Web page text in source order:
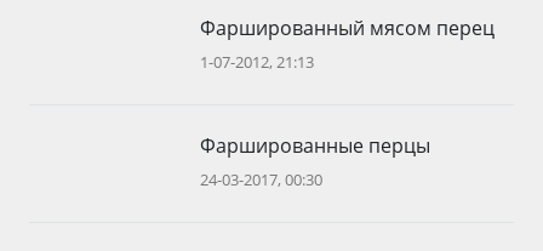
Фаршированный мясом перец
1-07-2012, 21:13
Фаршированные перцы
24-03-2017, 00:30